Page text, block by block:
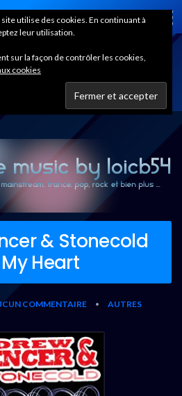
Home
& Stonecold
Heart
COMMENTAIRE • AUTRES
utilise des cookies. En continuant à
leur utilisation.
sur la façon de contrôler les cookies,
cookies